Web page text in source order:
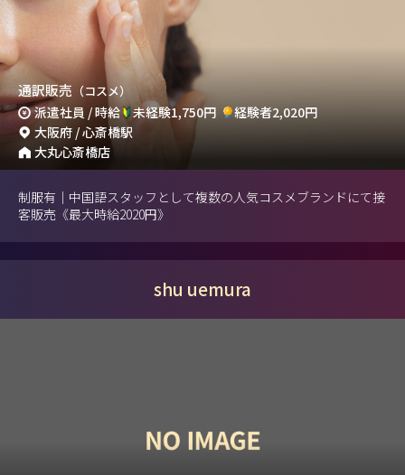
通訳販売 （コスメ）
派遣社員 / 時給 未経験1,750円
経験者2,020円
大阪府 / 心斎橋駅
大丸心斎橋店
制服有｜中国語スタッフとして複数の人気コスメブランドにて接
客販売《最大時給2020円》
shu uemura